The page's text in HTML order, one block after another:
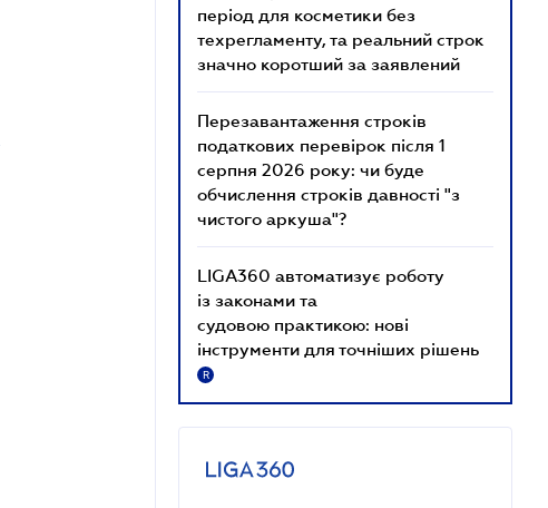
період для косметики без
техрегламенту, та реальний строк
значно коротший за заявлений
Перезавантаження строків
податкових перевірок після 1
серпня 2026 року: чи буде
обчислення строків давності "з
чистого аркуша"?
LIGA360 автоматизує роботу
із законами та
судовою практикою: нові
інструменти для точніших рішень
R